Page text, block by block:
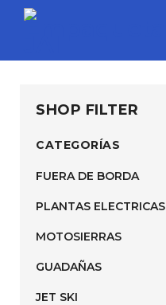
SHOP FILTER
CATEGORÍAS
FUERA DE BORDA
PLANTAS ELECTRICAS
MOTOSIERRAS
GUADAÑAS
JET SKI